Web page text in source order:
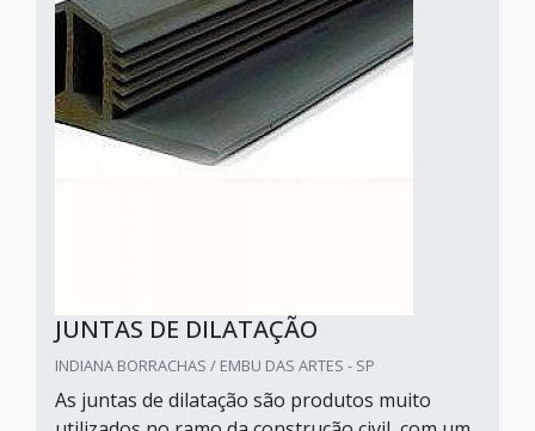
JUNTAS DE DILATAÇÃO
INDIANA BORRACHAS / EMBU DAS ARTES - SP
As juntas de dilatação são produtos muito